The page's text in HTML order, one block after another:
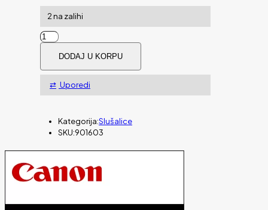
2 na zalihi
Slušalice
s
mikrofonom
Port
Stereo
količina
DODAJ U KORPU
Uporedi
Kategorija:Slušalice
SKU:901603